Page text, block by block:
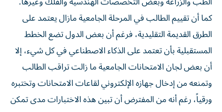
كما أن تقييم الطالب في المرحلة الجامعية مازال يعتمد على
الطرق القديمة التقليدية، فرغم أن بعض الدول تضع الخطط
المستقبلية بأن تعتمد على الذكاء الاصطناعي في كل شيء، إلا
أن بعض لجان الامتحانات الجامعية ما زالت تراقب الطالب
وتمنعه من إدخال جهازه الإلكتروني لقاعات الامتحانات وتختبره
ورقياً، رغم أنه من المفترض أن تبين هذه الاختبارات مدى تمكن